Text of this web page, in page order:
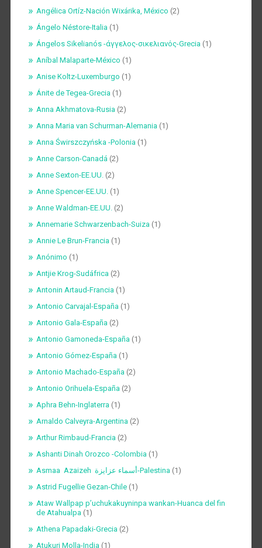
Angélica Ortíz-Nación Wixárika, México (2)
Ángelo Néstore-Italia(1)
Ángelos Sikelianós -άγγελος-σικελιανός-Grecia(1)
Aníbal Malaparte-México (1)
Anise Koltz-Luxemburgo (1)
Ánite de Tegea-Grecia(1)
Anna Akhmatova-Rusia(2)
Anna Maria van Schurman-Alemania(1)
Anna Świrszczyńska -Polonia(1)
Anne Carson-Canadá(2)
Anne Sexton-EE.UU.(2)
Anne Spencer-EE.UU.(1)
Anne Waldman-EE.UU.(2)
Annemarie Schwarzenbach-Suiza(1)
Annie Le Brun-Francia(1)
Anónimo (1)
Antjie Krog-Sudáfrica(2)
Antonin Artaud-Francia(1)
Antonio Carvajal-España(1)
Antonio Gala-España(2)
Antonio Gamoneda-España(1)
Antonio Gómez-España(1)
Antonio Machado-España(2)
Antonio Orihuela-España(2)
Aphra Behn-Inglaterra(1)
Arnaldo Calveyra-Argentina(2)
Arthur Rimbaud-Francia(2)
Ashanti Dinah Orozco -Colombia(1)
Asmaa Azaizeh أسماء عزايزة-Palestina(1)
Astrid Fugellie Gezan-Chile(1)
Ataw Wallpap p’uchukakuyninpa wankan-Huanca del fin
de Atahualpa(1)
Athena Papadaki-Grecia(2)
Atukuri Molla-India(1)